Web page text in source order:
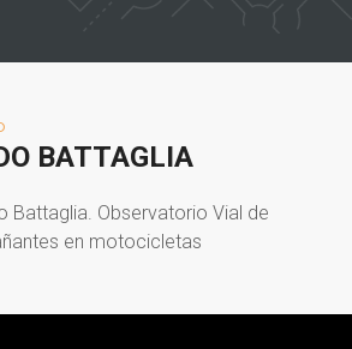
BATTAGLIA
Battaglia. Observatorio Vial de
en motocicletas